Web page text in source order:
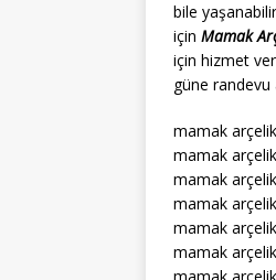
bile
için Mamak
için hizmet
güne randevu
mamak
mamak
mamak
mamak
mamak
mamak